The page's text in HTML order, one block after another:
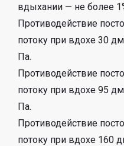
вдыхании — не более
Противодействие
потоку при вдохе 30
Па.
Противодействие
потоку при вдохе 95
Па.
Противодействие
потоку при вдохе 160